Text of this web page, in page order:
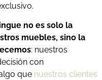
no es solo la
muebles, sino la
: nuestros
con
que nuestros clientes